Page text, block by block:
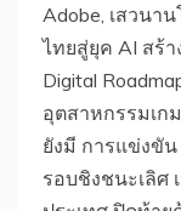
Adobe, เสวนา
ไทยสู่ยุค AI สร้า
Digital
อุตสาหกรรมเ
ยังมี การแข่งขัน
รอบชิงชนะเลิศ